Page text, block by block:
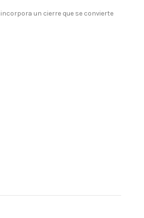
un cierre que se convierte